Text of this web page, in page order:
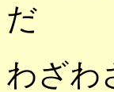
だ
わざわ